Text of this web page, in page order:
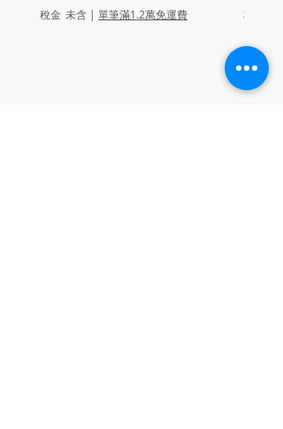
稅金 未含 | 單筆滿1.2萬免運費 稅金 未含